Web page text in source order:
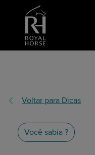
Você sabia ?
Voltar para Dicas